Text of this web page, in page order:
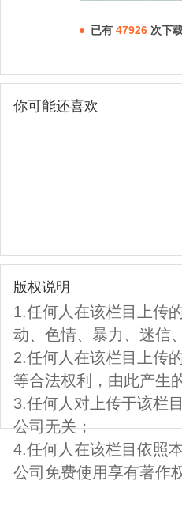
已有 47926 次下
你可能还喜欢
版权说明
1.任何人在该栏目上传
动、色情、暴力、迷信
2.任何人在该栏目上传
等合法权利，由此产生
3.任何人对上传于该栏
公司无关；
4.任何人在该栏目依照
公司免费使用享有著作